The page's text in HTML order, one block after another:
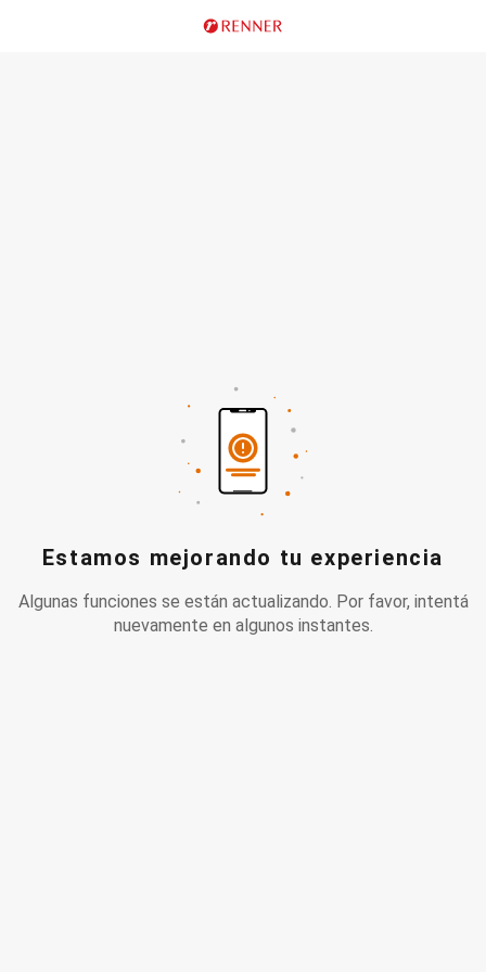
Estamos mejorando tu experiencia
Algunas funciones se están actualizando. Por favor, intentá
nuevamente en algunos instantes.